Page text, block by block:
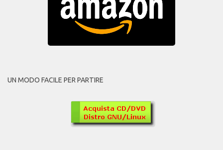
UN MODO FACILE PER PARTIRE